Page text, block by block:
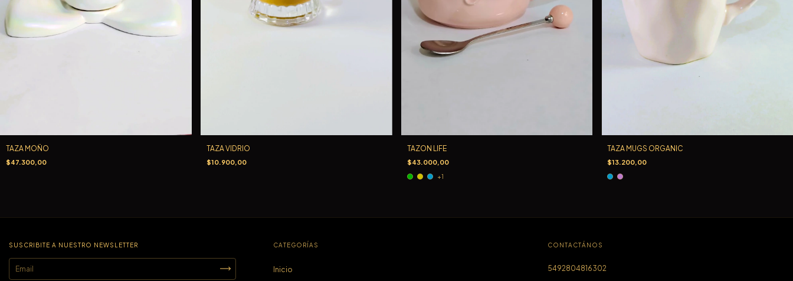
TAZA MOÑO
$47.300,00
TAZA VIDRIO
$10.900,00
TAZON LIFE
$43.000,00
+1
TAZA MUGS ORGANIC
$13.200,00
SUSCRIBITE A NUESTRO NEWSLETTER CATEGORÍAS
Inicio
CONTACTÁNOS
5492804816302